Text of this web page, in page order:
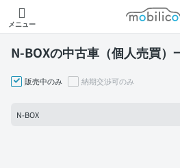
メニュー
モビリコ
N-BOXの中古車（個人売買）
販売中のみ 納期交渉可のみ
N-BOX